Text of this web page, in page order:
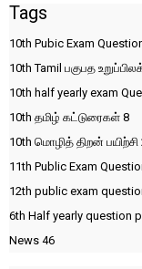
Tags
10th Pubic Exam
10th Tamil பகுபத
10th half yearly exam
10th தமிழ் கட்டுரைகள் 8
10th மொழித் திறன்
11th Public Exam
12th public exam
6th Half yearly question
News 46